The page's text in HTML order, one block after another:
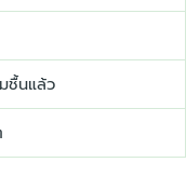
ชื้นแล้ว